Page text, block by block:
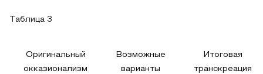
Таблица 3
Оригинальный
окказионализм
Возможные
варианты
Итоговая
транскреация